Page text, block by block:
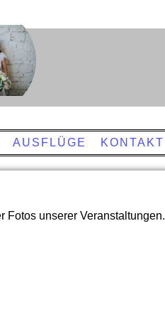
AUSFLÜGE KONTAKT
Fotos unserer Veranstaltungen.